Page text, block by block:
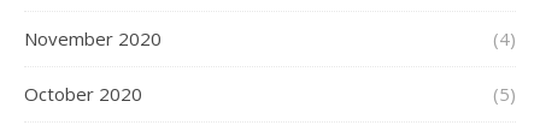
November 2020 (4)
October 2020 (5)